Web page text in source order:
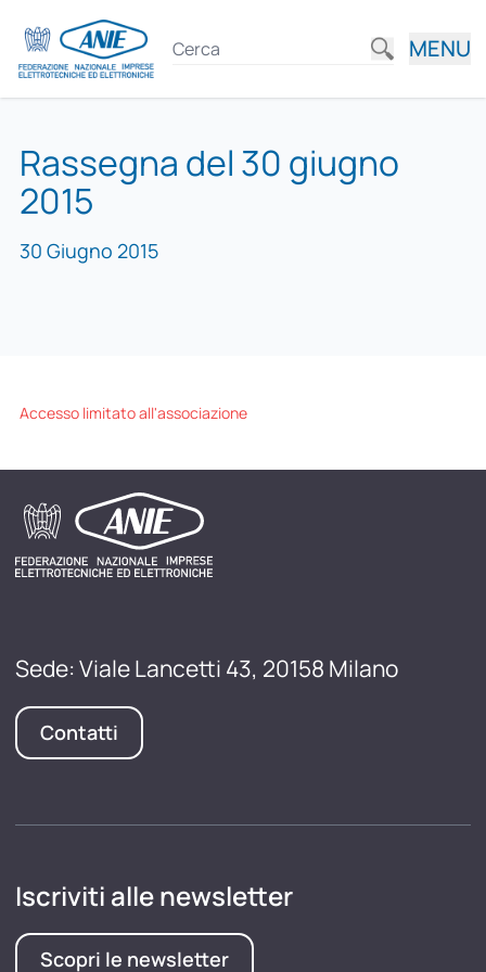
MENU
Rassegna del 30 giugno
2015
30 Giugno 2015
Accesso limitato all'associazione
Sede: Viale Lancetti 43, 20158 Milano
Contatti
Iscriviti alle newsletter
Scopri le newsletter